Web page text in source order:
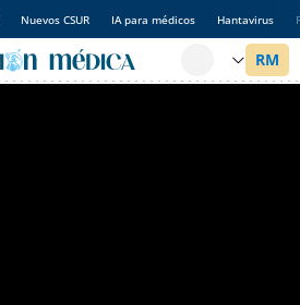
Nuevos CSUR IA para médicos Hantavirus